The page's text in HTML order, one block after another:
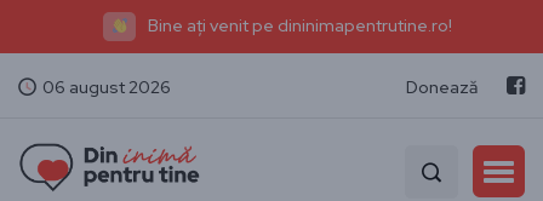
Bine ați venit pe dininimapentrutine.ro!
06 august 2026 Donează